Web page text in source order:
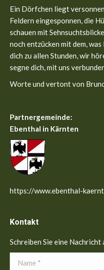
in
new
window
in
new
window
Ein Dörfchen liegt
Feldern eingesponnen, die
schauen mit
noch entzücken mit dem,
dich zu allen Stunden, wir
segne dich, mit uns
Worte und vertont von
Partnergemeinde:
Ebenthal in Kärnten
https://www.ebenthal-
Kontakt
Schreiben Sie eine
Name *